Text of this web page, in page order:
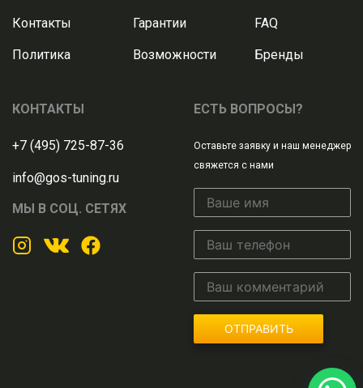
Контакты
Политика
Гарантии
Возможности
FAQ
Бренды
КОНТАКТЫ
+7 (495) 725-87-36
info@gos-tuning.ru
МЫ В СОЦ. СЕТЯХ
ЕСТЬ ВОПРОСЫ?
Оставьте заявку и наш менеджер
свяжется с нами
ОТПРАВИТЬ